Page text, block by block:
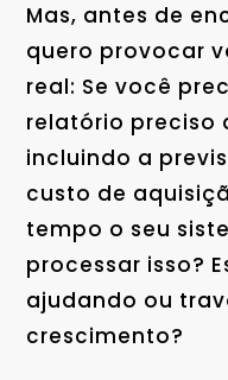
Mas, antes de
quero provocar
real: Se você
relatório preciso
incluindo a
custo de
tempo o seu
processar isso?
ajudando ou
crescimento?